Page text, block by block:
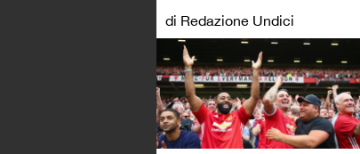
di Redazione Undici